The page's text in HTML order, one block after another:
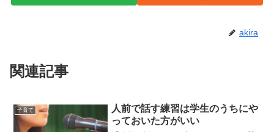
akira
関連記事
子育て
人前で話す練習は学生のうちにや
っておいた方がいい